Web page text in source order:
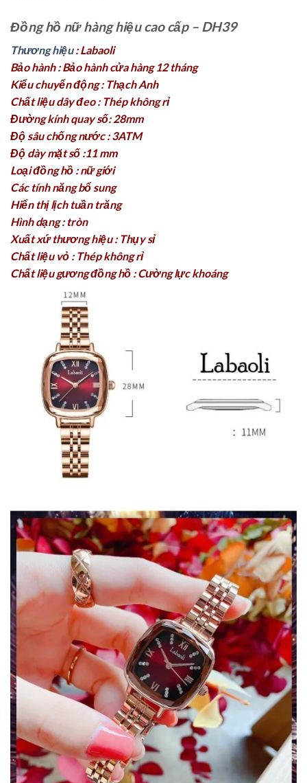
Đồng hồ nữ hàng hiệu cao cấp – DH39
Thương hiệu: Labaoli
Bảo hành : Bảo hành cửa hàng 12 tháng
Kiểu chuyển động : Thạch Anh
Chất liệu dây đeo : Thép không rỉ
Đường kính quay số: 28mm
Độ sâu chống nước : 3ATM
Độ dày mặt số :11 mm
Loại đồng hồ : nữ giới
Các tính năng bổ sung
Hiển thị lịch tuần trăng
Hình dạng : tròn
Xuất xứ thương hiệu : Thụy sỉ
Chất liệu vỏ : Thép không rỉ
Chất liệu gương đồng hồ : Cường lực khoáng